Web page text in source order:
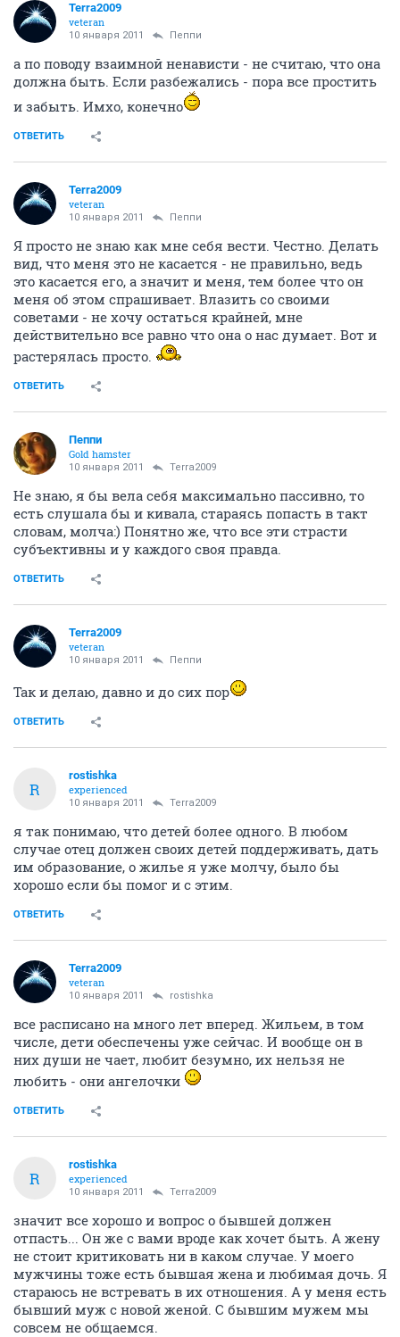
Terra2009
veteran
10 января 2011 Пеппи
а по поводу взаимной ненависти - не считаю, что она
должна быть. Если разбежались - пора все простить
и забыть. Имхо, конечно
ОТВЕТИТЬ
Terra2009
veteran
10 января 2011 Пеппи
Я просто не знаю как мне себя вести. Честно. Делать
вид, что меня это не касается - не правильно, ведь
это касается его, а значит и меня, тем более что он
меня об этом спрашивает. Влазить со своими
советами - не хочу остаться крайней, мне
действительно все равно что она о нас думает. Вот и
растерялась просто.
ОТВЕТИТЬ
Пеппи
Gold hamster
10 января 2011 Terra2009
Не знаю, я бы вела себя максимально пассивно, то
есть слушала бы и кивала, стараясь попасть в такт
словам, молча:) Понятно же, что все эти страсти
субъективны и у каждого своя правда.
ОТВЕТИТЬ
Terra2009
veteran
10 января 2011 Пеппи
Так и делаю, давно и до сих пор
ОТВЕТИТЬ
R
rostishka
experienced
10 января 2011 Terra2009
я так понимаю, что детей более одного. В любом
случае отец должен своих детей поддерживать, дать
им образование, о жилье я уже молчу, было бы
хорошо если бы помог и с этим.
ОТВЕТИТЬ
Terra2009
veteran
10 января 2011 rostishka
все расписано на много лет вперед. Жильем, в том
числе, дети обеспечены уже сейчас. И вообще он в
них души не чает, любит безумно, их нельзя не
любить - они ангелочки
ОТВЕТИТЬ
R
rostishka
experienced
10 января 2011 Terra2009
значит все хорошо и вопрос о бывшей должен
отпасть... Он же с вами вроде как хочет быть. А жену
не стоит критиковать ни в каком случае. У моего
мужчины тоже есть бывшая жена и любимая дочь. Я
стараюсь не встревать в их отношения. А у меня есть
бывший муж с новой женой. С бывшим мужем мы
совсем не общаемся.